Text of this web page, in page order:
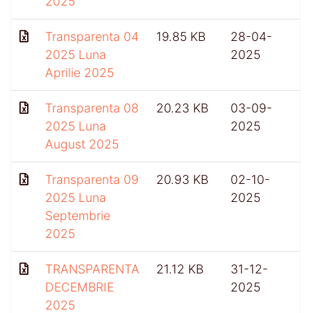
Transparenta 04
2025 Luna
Aprilie 2025
19.85 KB
28-04-
2025
Transparenta 08
2025 Luna
August 2025
20.23 KB
03-09-
2025
Transparenta 09
2025 Luna
Septembrie
2025
20.93 KB
02-10-
2025
TRANSPARENTA
DECEMBRIE
2025
21.12 KB
31-12-
2025